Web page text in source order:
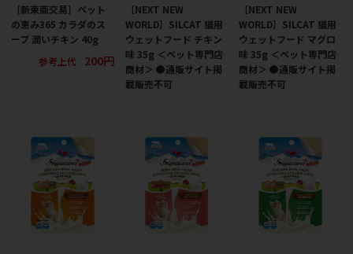
［新東亜交易］ペット
の恵み365 カラダのス
ープ 潤いチキン 40g
参考上代
200円
［NEXT NEW
WORLD］SILCAT 猫用
ウェットフード チキン
味 35g ＜ペット専門店
商材＞ ●通販サイト掲
載販売不可
［NEXT NEW
WORLD］SILCAT 猫用
ウェットフード マグロ
味 35g ＜ペット専門店
商材＞ ●通販サイト掲
載販売不可